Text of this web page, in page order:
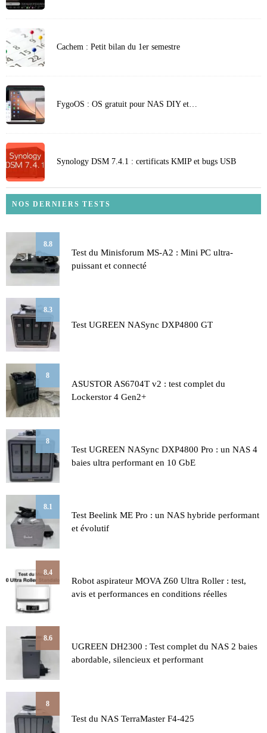
Cachem : Petit bilan du 1er semestre
FygoOS : OS gratuit pour NAS DIY et…
Synology DSM 7.4.1 : certificats KMIP et bugs USB
NOS DERNIERS TESTS
8.8
Test du Minisforum MS-A2 : Mini PC ultra-
puissant et connecté
8.3
Test UGREEN NASync DXP4800 GT
8
ASUSTOR AS6704T v2 : test complet du
Lockerstor 4 Gen2+
8
Test UGREEN NASync DXP4800 Pro : un NAS 4
baies ultra performant en 10 GbE
8.1
Test Beelink ME Pro : un NAS hybride performant
et évolutif
8.4
Robot aspirateur MOVA Z60 Ultra Roller : test,
avis et performances en conditions réelles
8.6
UGREEN DH2300 : Test complet du NAS 2 baies
abordable, silencieux et performant
8
Test du NAS TerraMaster F4-425